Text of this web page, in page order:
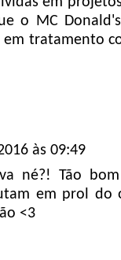
o MC
em tratamento
às 09:49
né?! Tão
em prol do
<3